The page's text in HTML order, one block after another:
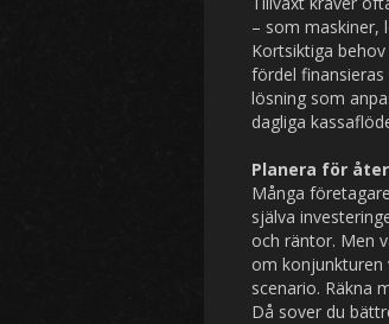
– som maskiner,
Kortsiktiga
fördel finansieras
lösning som
dagliga
Planera för
Många
själva
och räntor. Men
om konjunkturen
scenario. Räkna
Då sover du